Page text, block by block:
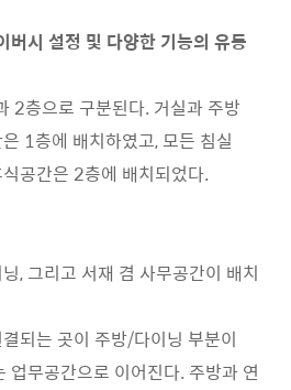
버시 설정 및 다양한 기능의 유동
2층으로 구분된다. 거실과 주방
1층에 배치하였고, 모든 침실
공간은 2층에 배치되었다.
, 그리고 서재 겸 사무공간이 배치
되는 곳이 주방/다이닝 부분이
업무공간으로 이어진다. 주방과 연